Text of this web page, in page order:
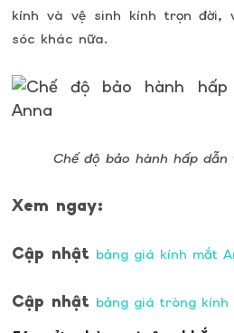
kính và vệ sinh kính trọn đời,
sóc khác nữa.
Chế độ bảo hành hấp dẫn
Xem ngay:
Cập nhật bảng giá kính mắt
Cập nhật bảng giá tròng kính